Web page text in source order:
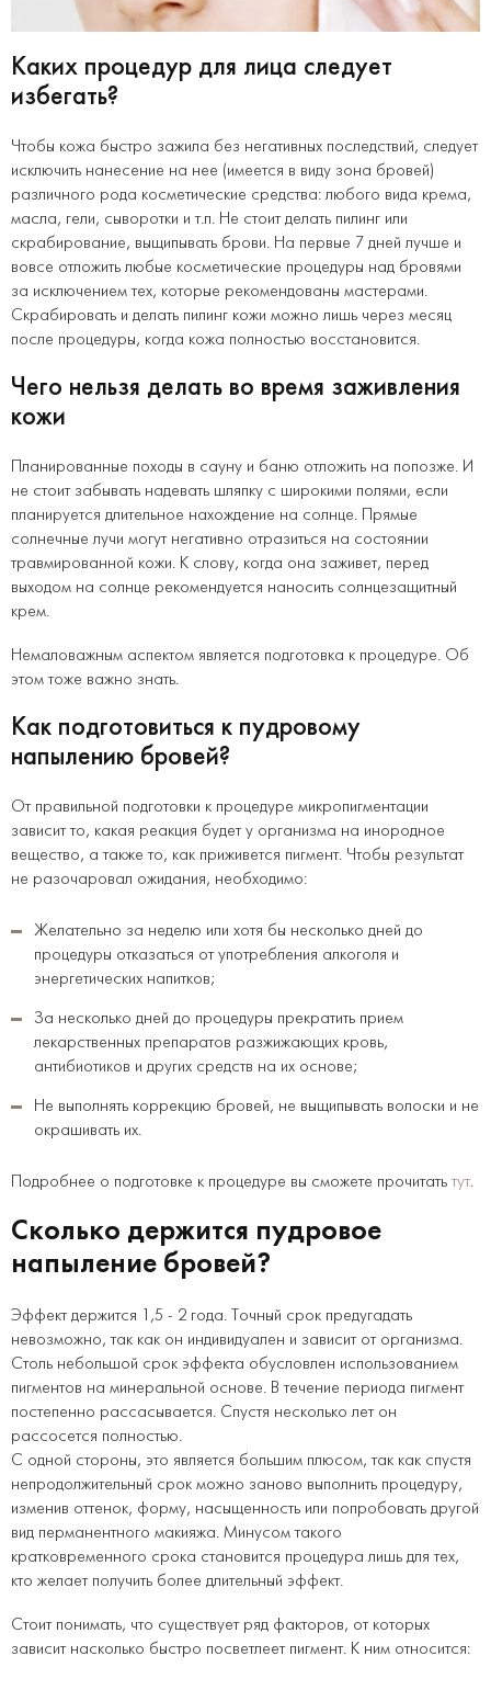
Каких процедур для лица следует
избегать?
Чтобы кожа быстро зажила без негативных последствий, следует
исключить нанесение на нее (имеется в виду зона бровей)
различного рода косметические средства: любого вида крема,
масла, гели, сыворотки и т.п. Не стоит делать пилинг или
скрабирование, выщипывать брови. На первые 7 дней лучше и
вовсе отложить любые косметические процедуры над бровями
за исключением тех, которые рекомендованы мастерами.
Скрабировать и делать пилинг кожи можно лишь через месяц
после процедуры, когда кожа полностью восстановится.
Чего нельзя делать во время заживления
кожи
Планированные походы в сауну и баню отложить на попозже. И
не стоит забывать надевать шляпку с широкими полями, если
планируется длительное нахождение на солнце. Прямые
солнечные лучи могут негативно отразиться на состоянии
травмированной кожи. К слову, когда она заживет, перед
выходом на солнце рекомендуется наносить солнцезащитный
крем.
Немаловажным аспектом является подготовка к процедуре. Об
этом тоже важно знать.
Как подготовиться к пудровому
напылению бровей?
От правильной подготовки к процедуре микропигментации
зависит то, какая реакция будет у организма на инородное
вещество, а также то, как приживется пигмент. Чтобы результат
не разочаровал ожидания, необходимо:
Желательно за неделю или хотя бы несколько дней до
процедуры отказаться от употребления алкоголя и
энергетических напитков;
За несколько дней до процедуры прекратить прием
лекарственных препаратов разжижающих кровь,
антибиотиков и других средств на их основе;
Не выполнять коррекцию бровей, не выщипывать волоски и не
окрашивать их.
Подробнее о подготовке к процедуре вы сможете прочитатьтут.
Сколько держится пудровое
напыление бровей?
Эффект держится 1,5 - 2 года. Точный срок предугадать
невозможно, так как он индивидуален и зависит от организма.
Столь небольшой срок эффекта обусловлен использованием
пигментов на минеральной основе. В течение периода пигмент
постепенно рассасывается. Спустя несколько лет он
рассосется полностью.
С одной стороны, это является большим плюсом, так как спустя
непродолжительный срок можно заново выполнить процедуру,
изменив оттенок, форму, насыщенность или попробовать другой
вид перманентного макияжа. Минусом такого
кратковременного срока становится процедура лишь для тех,
кто желает получить более длительный эффект.
Стоит понимать, что существует ряд факторов, от которых
зависит насколько быстро посветлеет пигмент. К ним относится: